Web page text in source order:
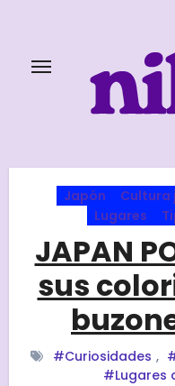
content
Japón Cultura
Lugares
JAPAN
sus
#Curiosidades ,
#Lugares